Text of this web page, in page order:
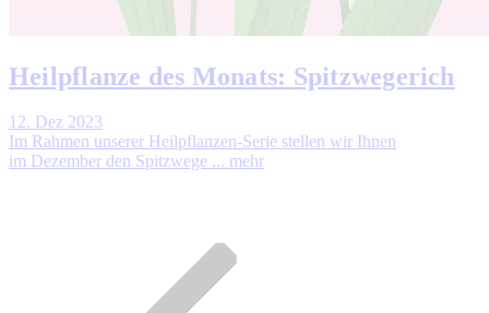
Heilpflanze des Monats: Spitzwegerich
12. Dez 2023
Im Rahmen unserer Heilpflanzen-Serie stellen wir Ihnen
im Dezember den Spitzwege ... mehr